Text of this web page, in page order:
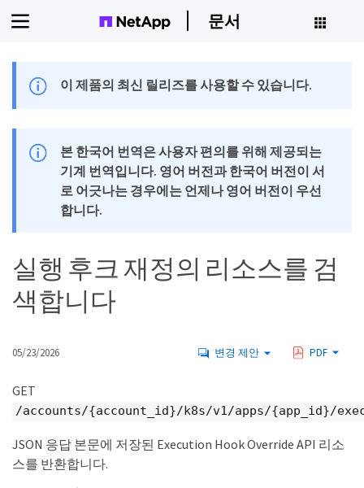
문서
이 제품의 최신 릴리즈를 사용할 수 있습니다.
본 한국어 번역은 사용자 편의를 위해 제공되는
기계 번역입니다. 영어 버전과 한국어 버전이 서
로 어긋나는 경우에는 언제나 영어 버전이 우선
합니다.
실행 후크 재정의 리소스를 검
색합니다
05/23/2026 변경 제안 PDF
GET
/accounts/{account_id}/k8s/v1/apps/{app_id}/
JSON 응답 본문에 저장된 Execution Hook Override API 리소
스를 반환합니다.